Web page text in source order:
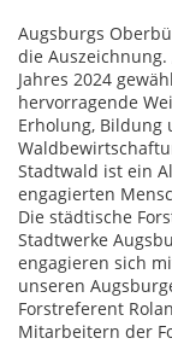
Augsburgs
die
Jahres 2024
hervorragende
Erholung,
Stadtwald ist ein
engagierten
Die städtische
Stadtwerke
engagieren sich
unseren
Forstreferent
Mitarbeitern der